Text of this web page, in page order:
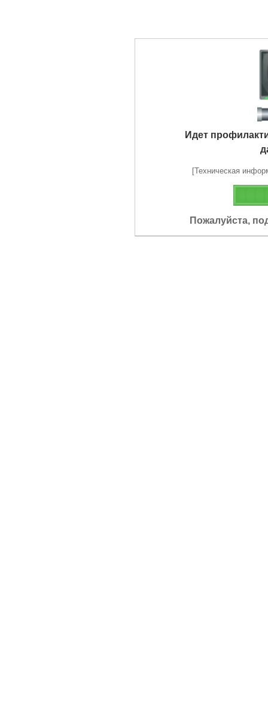
Идет
[Техническая
Пожалуйста,